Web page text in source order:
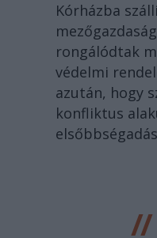
Kórházba
rongálódtak
védelmi
azután, hogy
konfliktus
//